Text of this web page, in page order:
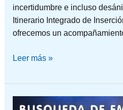
incertidumbre e incluso
Itinerario Integrado de
ofrecemos un
Leer más »